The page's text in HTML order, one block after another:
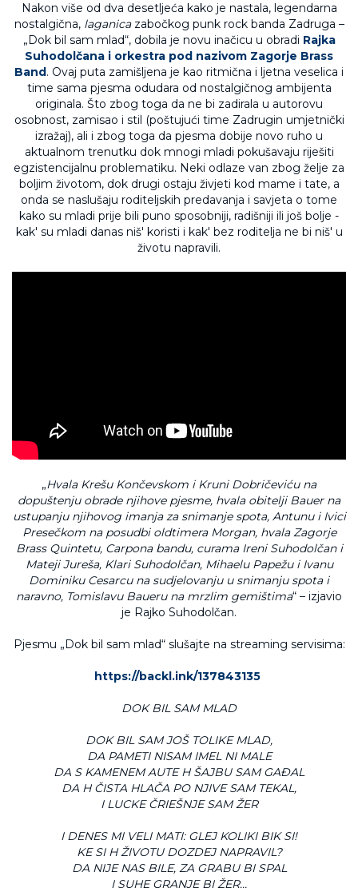
Nakon više od dva desetljeća kako je nastala, legendarna
nostalgična, laganicazabočkog punk rock banda Zadruga –
„Dok bil sam mlad“, dobila je novu inačicu u obradi Rajka
Suhodolčana i orkestra pod nazivom Zagorje Brass
Band . Ovaj puta zamišljena je kao ritmična i ljetna veselica i
time sama pjesma odudara od nostalgičnog ambijenta
originala. Što zbog toga da ne bi zadirala u autorovu
osobnost, zamisao i stil (poštujući time Zadrugin umjetnički
izražaj), ali i zbog toga da pjesma dobije novo ruho u
aktualnom trenutku dok mnogi mladi pokušavaju riješiti
egzistencijalnu problematiku. Neki odlaze van zbog želje za
boljim životom, dok drugi ostaju živjeti kod mame i tate, a
onda se naslušaju roditeljskih predavanja i savjeta o tome
kako su mladi prije bili puno sposobniji, radišniji ili još bolje -
kak' su mladi danas niš' koristi i kak' bez roditelja ne bi niš' u
životu napravili.
„Hvala Krešu Končevskom i Kruni Dobričeviću na
dopuštenju obrade njihove pjesme, hvala obitelji Bauer na
ustupanju njihovog imanja za snimanje spota, Antunu i Ivici
Presečkom na posudbi oldtimera Morgan, hvala Zagorje
Brass Quintetu, Carpona bandu, curama Ireni Suhodolčan i
Mateji Jureša, Klari Suhodolčan, Mihaelu Papežu i Ivanu
Dominiku Cesarcu na sudjelovanju u snimanju spota i
naravno, Tomislavu Baueru na mrzlim gemištima“ – izjavio
je Rajko Suhodolčan.
Pjesmu „Dok bil sam mlad“ slušajte na streaming servisima:
https://backl.ink/137843135
DOK BIL SAM MLAD
DOK BIL SAM JOŠ TOLIKE MLAD,
DA PAMETI NISAM IMEL NI MALE
DA S KAMENEM AUTE H ŠAJBU SAM GAÐAL
DA H ČISTA HLAČA PO NJIVE SAM TEKAL,
I LUCKE ČRIEŠNJE SAM ŽER
I DENES MI VELI MATI: GLEJ KOLIKI BIK SI!
KE SI H ŽIVOTU DOZDEJ NAPRAVIL?
DA NIJE NAS BILE, ZA GRABU BI SPAL
I SUHE GRANJE BI ŽER…